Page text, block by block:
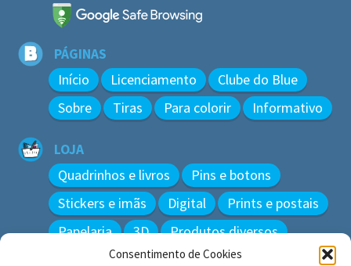
Consentimento de Cookies
PÁGINAS
Início Licenciamento
Clube do Blue
Sobre
Tiras Para colorir Informativo
LOJA
Quadrinhos e livros
Pins e botons
Stickers e imãs
Digital
Prints e postais
Papelaria
3D Produtos diversos